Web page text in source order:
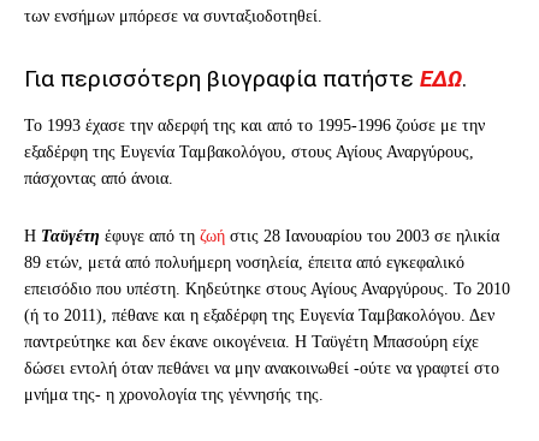
των ενσήμων μπόρεσε να συνταξιοδοτηθεί.
Για περισσότερη βιογραφία πατήστε ΕΔΩ.
Το 1993 έχασε την αδερφή της και από το 1995-1996 ζούσε με την
εξαδέρφη της Ευγενία Ταμβακολόγου, στους Αγίους Αναργύρους,
πάσχοντας από άνοια.
Η Ταϋγέτη έφυγε από τη ζωή στις 28 Ιανουαρίου του 2003 σε ηλικία
89 ετών, μετά από πολυήμερη νοσηλεία, έπειτα από εγκεφαλικό
επεισόδιο που υπέστη. Κηδεύτηκε στους Αγίους Αναργύρους. Το 2010
(ή το 2011), πέθανε και η εξαδέρφη της Ευγενία Ταμβακολόγου. Δεν
παντρεύτηκε και δεν έκανε οικογένεια. Η Ταϋγέτη Μπασούρη είχε
δώσει εντολή όταν πεθάνει να μην ανακοινωθεί -ούτε να γραφτεί στο
μνήμα της- η χρονολογία της γέννησής της.